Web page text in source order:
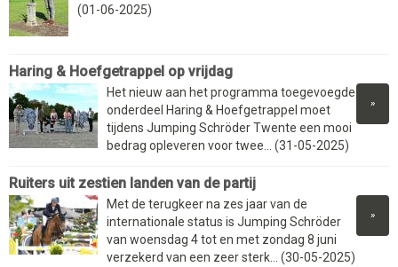
(01-06-2025)
Haring & Hoefgetrappel op vrijdag
»
Het nieuw aan het programma toegevoegde
onderdeel Haring & Hoefgetrappel moet
tijdens Jumping Schröder Twente een mooi
bedrag opleveren voor twee... (31-05-2025)
Ruiters uit zestien landen van de partij
»
Met de terugkeer na zes jaar van de
internationale status is Jumping Schröder
van woensdag 4 tot en met zondag 8 juni
verzekerd van een zeer sterk... (30-05-2025)